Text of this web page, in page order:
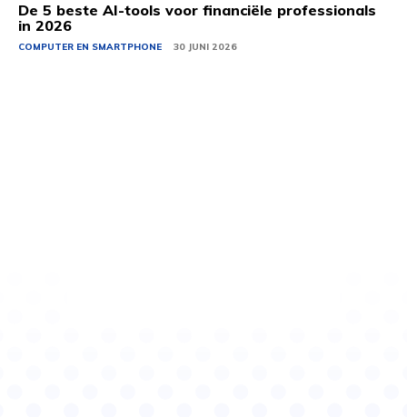
De 5 beste AI-tools voor financiële professionals
in 2026
COMPUTER EN SMARTPHONE 30 JUNI 2026